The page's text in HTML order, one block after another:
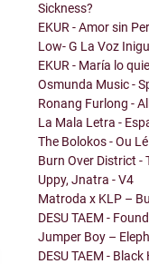
Sickness?
EKUR - Amor sin
Low- G La Voz
EKUR - María lo
Osmunda Music -
Ronang Furlong -
La Mala Letra -
The Bolokos - Ou
Burn Over District -
Uppy, Jnatra - V4
Matroda x KLP –
DESU TAEM -
Jumper Boy –
DESU TAEM -